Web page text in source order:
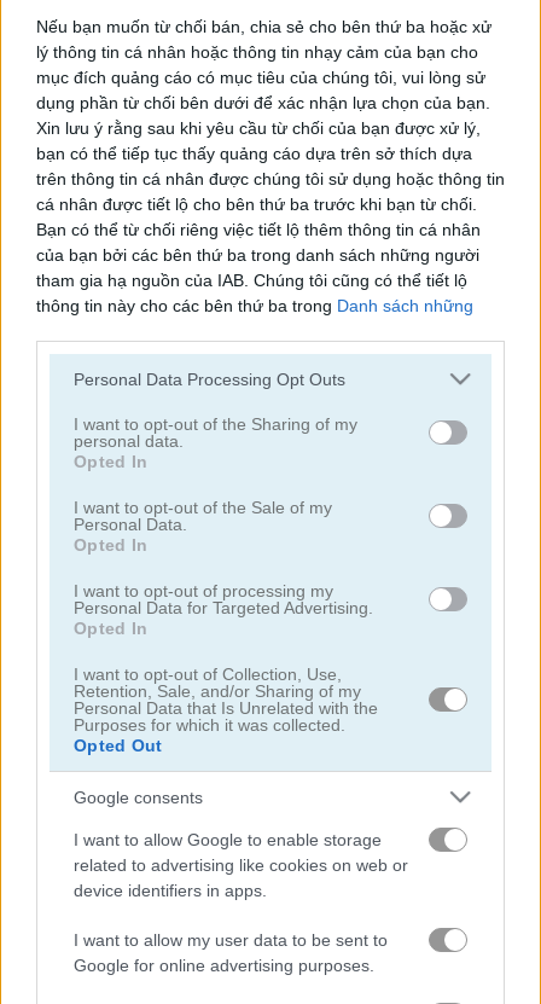
Nếu bạn muốn từ chối bán, chia sẻ cho bên thứ ba hoặc xử
lý thông tin cá nhân hoặc thông tin nhạy cảm của bạn cho
mục đích quảng cáo có mục tiêu của chúng tôi, vui lòng sử
dụng phần từ chối bên dưới để xác nhận lựa chọn của bạn.
Xin lưu ý rằng sau khi yêu cầu từ chối của bạn được xử lý,
bạn có thể tiếp tục thấy quảng cáo dựa trên sở thích dựa
trên thông tin cá nhân được chúng tôi sử dụng hoặc thông tin
cá nhân được tiết lộ cho bên thứ ba trước khi bạn từ chối.
Bạn có thể từ chối riêng việc tiết lộ thêm thông tin cá nhân
của bạn bởi các bên thứ ba trong danh sách những người
tham gia hạ nguồn của IAB. Chúng tôi cũng có thể tiết lộ
thông tin này cho các bên thứ ba trong Danh sách những
lộ thêm thông tin này cho các bên thứ ba khác.
services and may gather and store information including but
not limited to your visit or usage behaviour. You may click to
grant or deny consent to Google and its third-party tags to
use your data for below specified purposes in below Google
consent section.
Personal Data Processing Opt Outs
I want to opt-out of the Sharing of my
personal data.
Opted In
I want to opt-out of the Sale of my
Personal Data.
Opted In
I want to opt-out of processing my
Personal Data for Targeted Advertising.
Opted In
I want to opt-out of Collection, Use,
Retention, Sale, and/or Sharing of my
Personal Data that Is Unrelated with the
Purposes for which it was collected.
Opted Out
Google consents
I want to allow Google to enable storage
related to advertising like cookies on web or
device identifiers in apps.
I want to allow my user data to be sent to
Google for online advertising purposes.
Word Detector 7 Words: 777 Word Puzzles
Words of Wonders - WOW 4x1 Picture Quiz
Sweet Hangman Text Twist 2
Arkadium's Codeword Daily Wordoku
Daily Word Search Halloween Words